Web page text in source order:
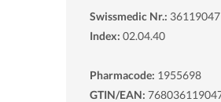
Swissmedic Nr.: 36119047
Index: 02.04.40
Pharmacode: 1955698
GTIN/EAN: